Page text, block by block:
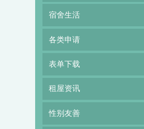
宿舍生活
各类申请
表单下载
租屋资讯
性别友善